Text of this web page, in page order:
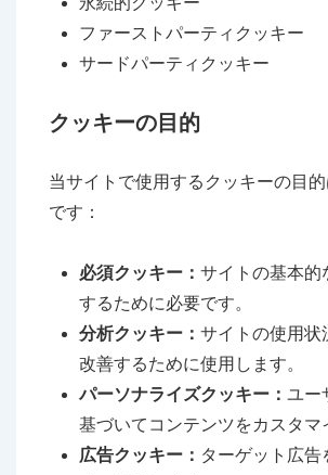
ファーストパーティクッキー
サードパーティクッキー
クッキーの目的
当サイトで使用するクッキーの目
です：
必須クッキー： サイトの基本的
するために必要です。
分析クッキー： サイトの使用状
改善するために使用します。
パーソナライズクッキー： ユー
基づいてコンテンツをカスタマ
広告クッキー： ターゲット広告